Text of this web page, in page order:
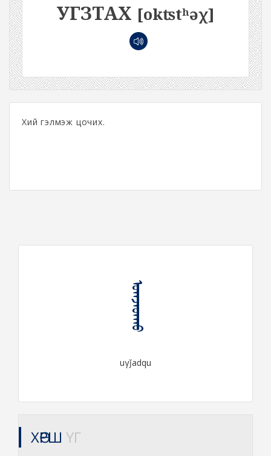
УГЗТАХ [okʦtʰəχ]
Хий гэлмэж цочих.
ᠤᠭᠵᠠᠳᠬᠤ
uγǰadqu
ХӨРШ ҮГ